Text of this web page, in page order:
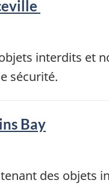
interdits et
sécurité.
Bay
des objets